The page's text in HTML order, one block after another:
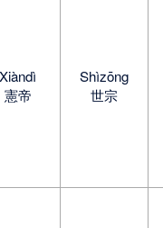
Xiàndì
憲帝
Shìzōng
世宗